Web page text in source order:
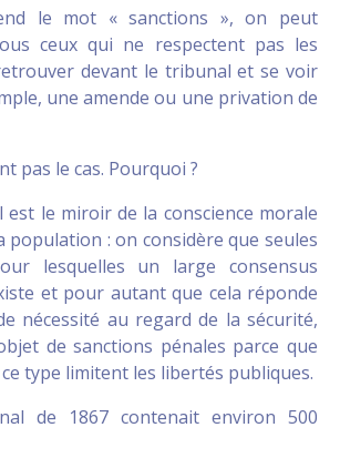
le mot « sanctions », on peut
ceux qui ne respectent pas les
devant le tribunal et se voir
une amende ou une privation de
pas le cas. Pourquoi ?
est le miroir de la conscience morale
population : on considère que seules
lesquelles un large consensus
et pour autant que cela réponde
nécessité au regard de la sécurité,
de sanctions pénales parce que
type limitent les libertés publiques.
de 1867 contenait environ 500